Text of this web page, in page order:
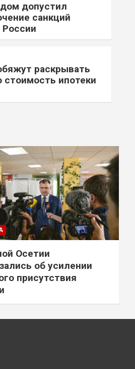
допустил
санкций
России
раскрывать
стоимость ипотеки
Осетии
об усилении
присутствия